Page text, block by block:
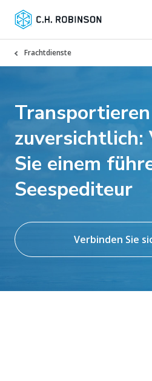
Frachtdienste
zuversichtlich:
Sie einem
Seespediteur
Verbinden Sie